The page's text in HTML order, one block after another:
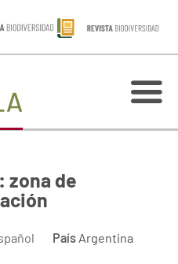
zona de
País Argentina